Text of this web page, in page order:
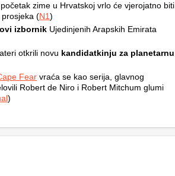
zime u Hrvatskoj vrlo će vjerojatno biti
(N1)
izbornik Ujedinjenih Arapskih Emirata
otkrili novu kandidatkinju za planetarnu
Fear vraća se kao serija, glavnog
Robert de Niro i Robert Mitchum glumi
)